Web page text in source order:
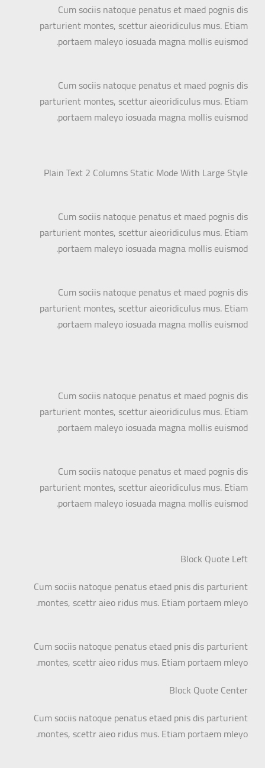
Cum sociis natoque penatus et maed pognis dis
parturient montes, scettur aieoridiculus mus. Etiam
portaem maleyo iosuada magna mollis euismod.
Cum sociis natoque penatus et maed pognis dis
parturient montes, scettur aieoridiculus mus. Etiam
portaem maleyo iosuada magna mollis euismod.
Plain Text 2 Columns Static Mode With Large Style
Cum sociis natoque penatus et maed pognis dis
parturient montes, scettur aieoridiculus mus. Etiam
portaem maleyo iosuada magna mollis euismod.
Cum sociis natoque penatus et maed pognis dis
parturient montes, scettur aieoridiculus mus. Etiam
portaem maleyo iosuada magna mollis euismod.
Cum sociis natoque penatus et maed pognis dis
parturient montes, scettur aieoridiculus mus. Etiam
portaem maleyo iosuada magna mollis euismod.
Cum sociis natoque penatus et maed pognis dis
parturient montes, scettur aieoridiculus mus. Etiam
portaem maleyo iosuada magna mollis euismod.
Block Quote Left
Cum sociis natoque penatus etaed pnis dis parturient
montes, scettr aieo ridus mus. Etiam portaem mleyo.
Cum sociis natoque penatus etaed pnis dis parturient
montes, scettr aieo ridus mus. Etiam portaem mleyo.
Block Quote Center
Cum sociis natoque penatus etaed pnis dis parturient
montes, scettr aieo ridus mus. Etiam portaem mleyo.